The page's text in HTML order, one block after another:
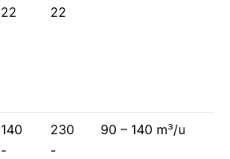
22
22
140
-
230
-
90 – 140 m³/u